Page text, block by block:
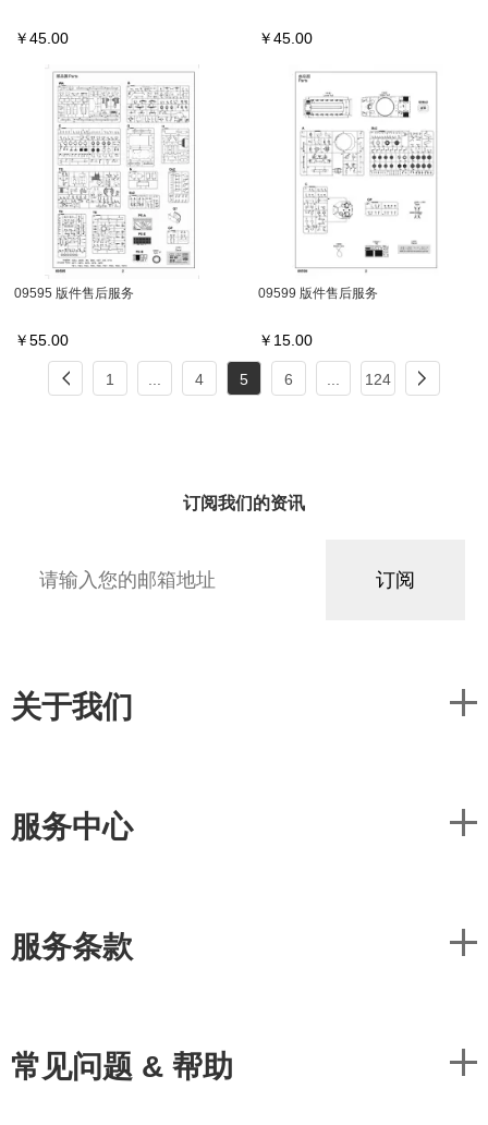
￥45.00 ￥45.00
09595 版件售后服务
￥55.00
09599 版件售后服务
￥ 15.00
1 4 5 6 124
订阅我们的资讯
关于我们
服务中心
服务条款
常见问题 & 帮助